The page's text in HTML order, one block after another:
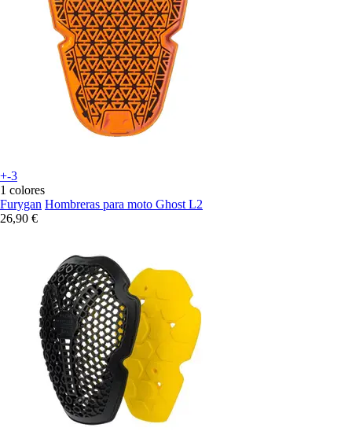
+-3
1 colores
Furygan Hombreras para moto Ghost L2
26,90 €